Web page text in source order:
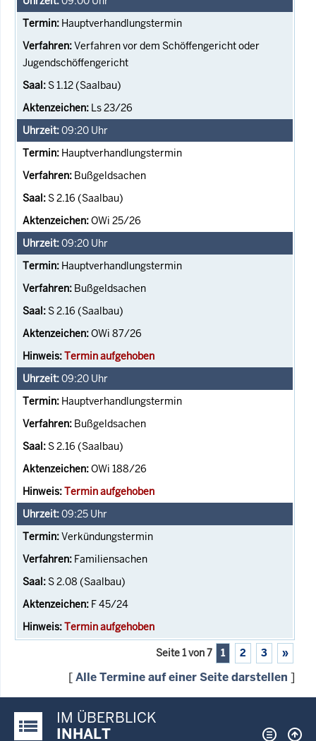
Hauptverhandlungstermin
Verfahren vor dem Schöffengericht oder
Jugendschöffengericht
S 1.12 (Saalbau)
Ls 23/26
09:20 Uhr
Hauptverhandlungstermin
Bußgeldsachen
S 2.16 (Saalbau)
OWi 25/26
09:20 Uhr
Hauptverhandlungstermin
Bußgeldsachen
S 2.16 (Saalbau)
OWi 87/26
Termin aufgehoben
09:20 Uhr
Hauptverhandlungstermin
Bußgeldsachen
S 2.16 (Saalbau)
OWi 188/26
Termin aufgehoben
09:25 Uhr
Verkündungstermin
Familiensachen
S 2.08 (Saalbau)
F 45/24
Termin aufgehoben
Seite 1 von 7 1 2 3 »
[Alle Termine auf einer Seite darstellen ]
Justiz-Portal im Überblick:
IM ÜBERBLICK
INHALT